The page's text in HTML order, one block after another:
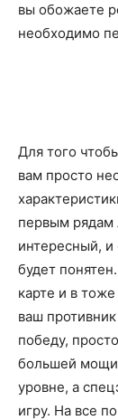
вы обожаете
необходимо
Для того
вам просто
первым рядам
интересный, и
будет
карте и в
ваш
победу,
большей мощи
уровне, а
игру. На все